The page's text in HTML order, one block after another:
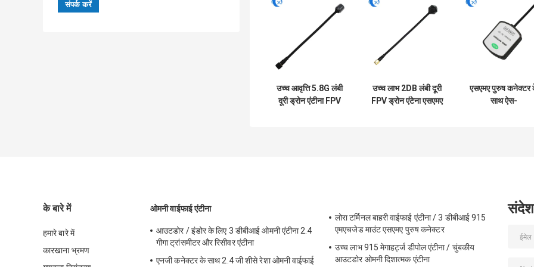
उच्च आवृत्ति 5.8G लंबी
दूरी ड्रोन एंटीना FPV
उच्च लाभ 2DB लंबी दूरी
FPV ड्रोन एंटेना एसएमए
एसएमए पुरुष कनेक्टर
साथ ऐस-
के बारे में
हमारे बारे में
कारखाना भ्रमण
ओमनी वाईफाई एंटीना
आउटडोर / इंडोर के लिए 3 डीबीआई ओमनी एंटीना 2.4
गीगा ट्रांसमीटर और रिसीवर एंटीना
एनजी कनेक्टर के साथ 2.4 जी शीसे रेशा ओमनी वाईफाई
लोरा टर्मिनल बाहरी वाईफाई एंटीना / 3 डीबीआई 915
एमएचजेड माउंट एसएमए पुरुष कनेक्टर
उच्च लाभ 915 मेगाहर्ट्ज डीपोल एंटीना / चुंबकीय
आउटडोर ओमनी दिशात्मक एंटीना
संदेश